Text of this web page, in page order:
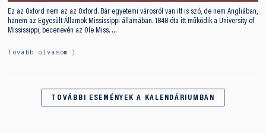
Ez az Oxford nem az az Oxford. Bár egyetemi városról van itt is szó, de nem Angliában,
hanem az Egyesült Államok Mississippi államában. 1848 óta itt működik a University of
Mississippi, becenevén az Ole Miss. …
Tovább olvasom
TOVÁBBI ESEMÉNYEK A KALENDÁRIUMBAN